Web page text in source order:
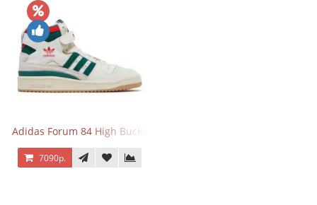
Adidas Forum 84 High Bucks
7090р.